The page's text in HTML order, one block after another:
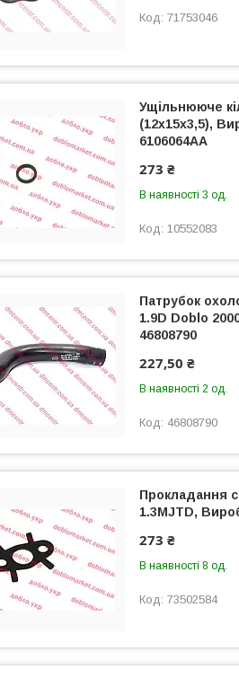
71753046
Ущільнююче
(12х15х3,5),
6106064AA
273 ₴
В наявності 3 од.
10552083
Патрубок
1.9D Doblo
46808790
227,50 ₴
В наявності 2 од.
46808790
Прокладання
1.3MJTD,
273 ₴
В наявності 8 од.
73502584